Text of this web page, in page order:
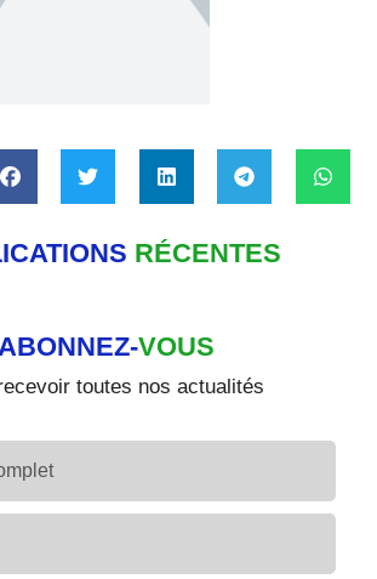
RÉCENTES
ABONNEZ-VOUS
toutes nos actualités